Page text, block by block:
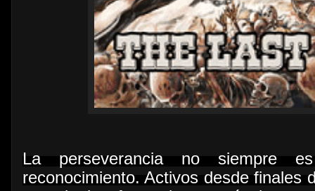
La perseverancia no siempre
reconocimiento. Activos desde finales